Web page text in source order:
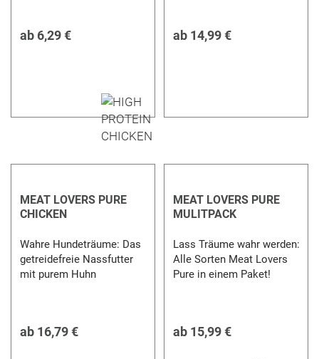
ab 6,29 € ab 14,99 €
MEAT LOVERS PURE
CHICKEN
Wahre Hundeträume: Das
getreidefreie Nassfutter
mit purem Huhn
ab 16,79 €
MEAT LOVERS PURE
MULITPACK
Lass Träume wahr werden:
Alle Sorten Meat Lovers
Pure in einem Paket!
ab 15,99 €